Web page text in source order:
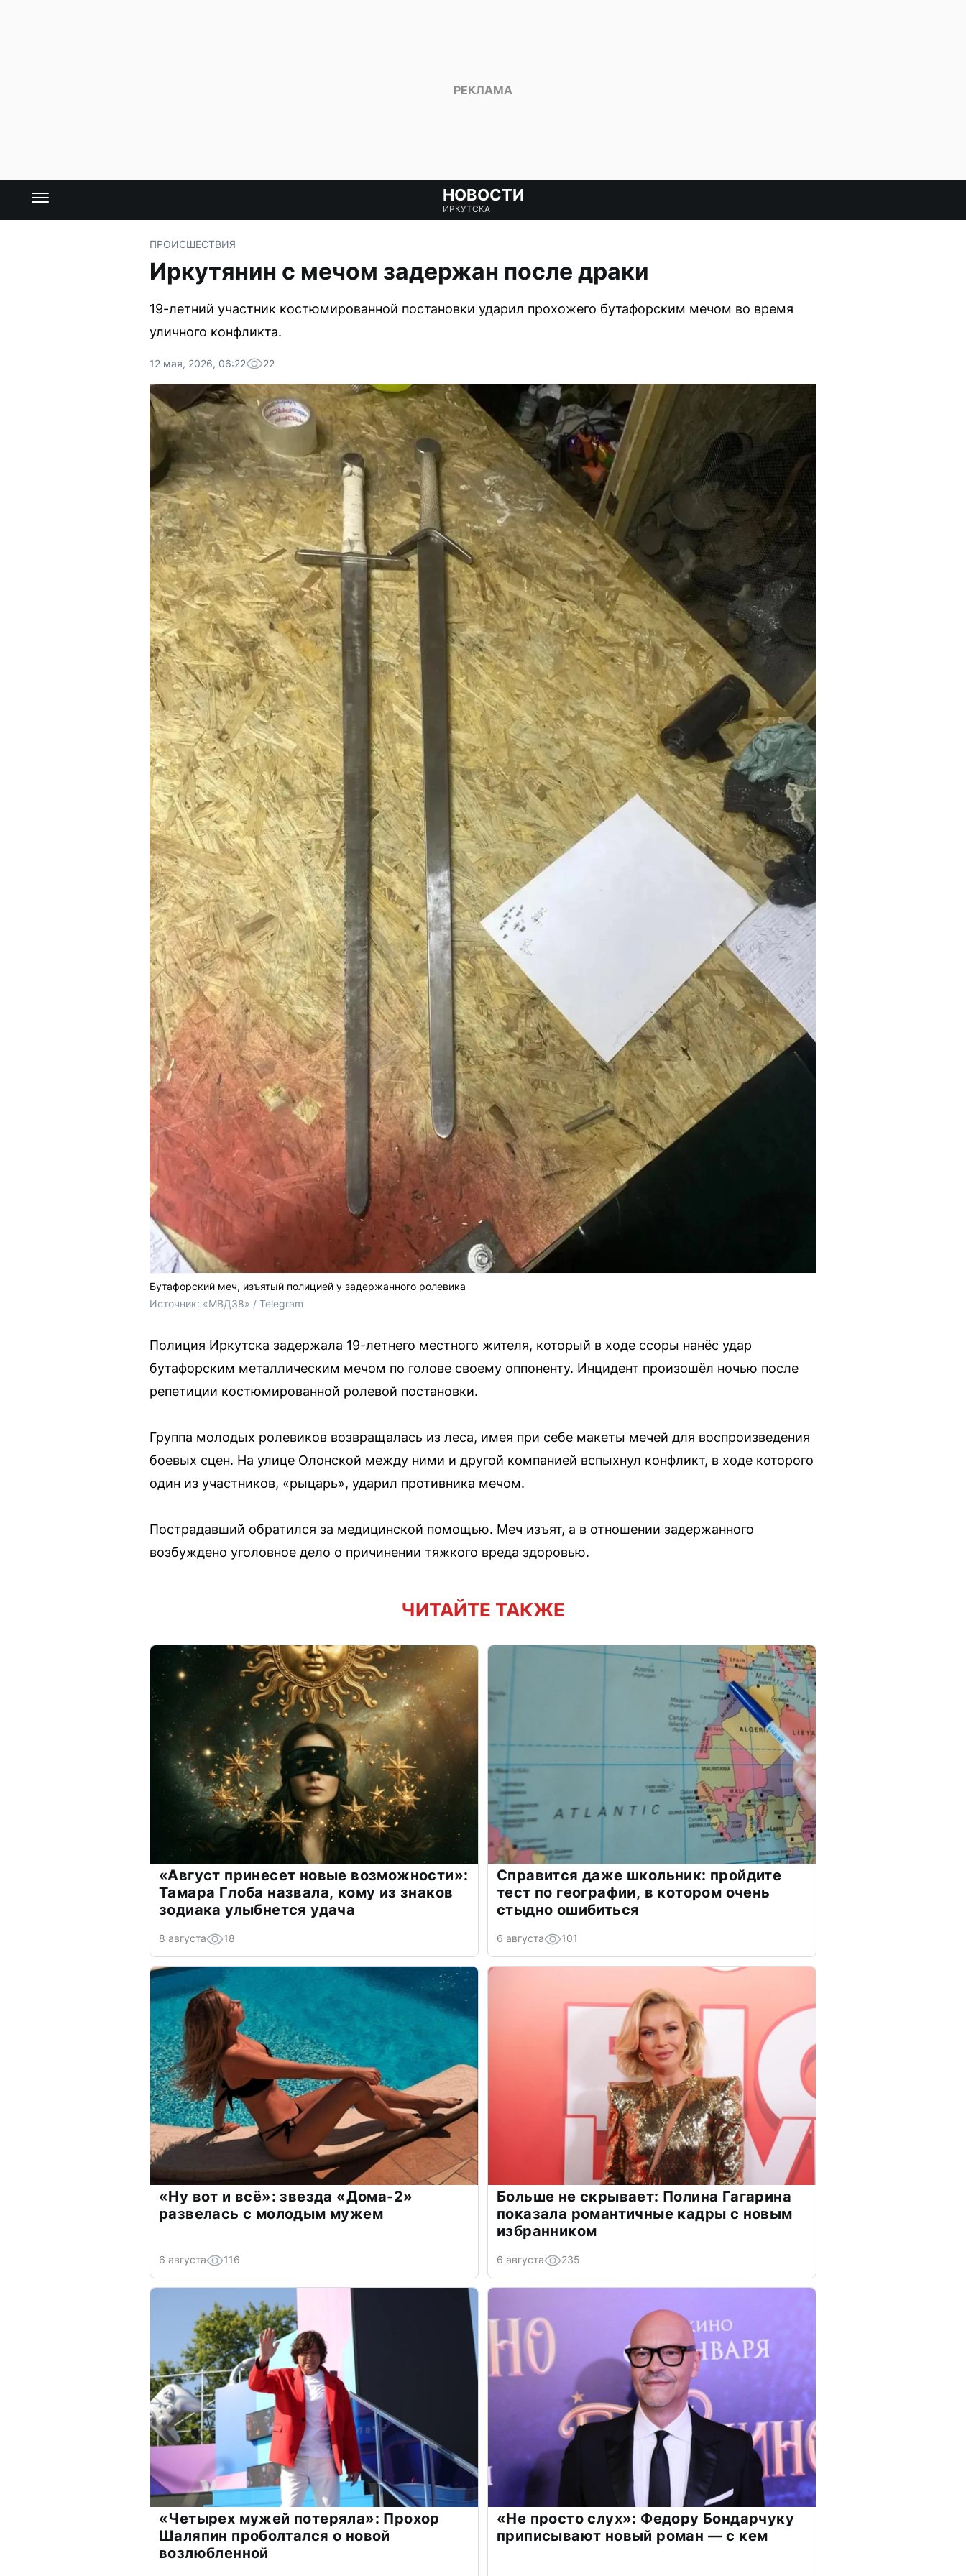
НОВОСТИ
ИРКУТСКА
ПРОИСШЕСТВИЯ
Иркутянин с мечом задержан после драки
19-летний участник костюмированной постановки ударил прохожего бутафорским мечом во время
уличного конфликта.
12 мая, 2026, 06:22 22
Бутафорский меч, изъятый полицией у задержанного ролевика
Источник: «МВД38» / Telegram
Полиция Иркутска задержала 19-летнего местного жителя, который в ходе ссоры нанёс удар
бутафорским металлическим мечом по голове своему оппоненту. Инцидент произошёл ночью после
репетиции костюмированной ролевой постановки.
Группа молодых ролевиков возвращалась из леса, имея при себе макеты мечей для воспроизведения
боевых сцен. На улице Олонской между ними и другой компанией вспыхнул конфликт, в ходе которого
один из участников, «рыцарь», ударил противника мечом.
Пострадавший обратился за медицинской помощью. Меч изъят, а в отношении задержанного
возбуждено уголовное дело о причинении тяжкого вреда здоровью.
ЧИТАЙТЕ ТАКЖЕ
«Август принесет новые возможности»:
Тамара Глоба назвала, кому из знаков
зодиака улыбнется удача
8 августа 18
Справится даже школьник: пройдите
тест по географии, в котором очень
стыдно ошибиться
6 августа 101
«Ну вот и всё»: звезда «Дома-2»
развелась с молодым мужем
6 августа 116
Больше не скрывает: Полина Гагарина
показала романтичные кадры с новым
избранником
6 августа 235
«Четырех мужей потеряла»: Прохор
Шаляпин проболтался о новой
возлюбленной
«Не просто слух»: Федору Бондарчуку
приписывают новый роман — с кем